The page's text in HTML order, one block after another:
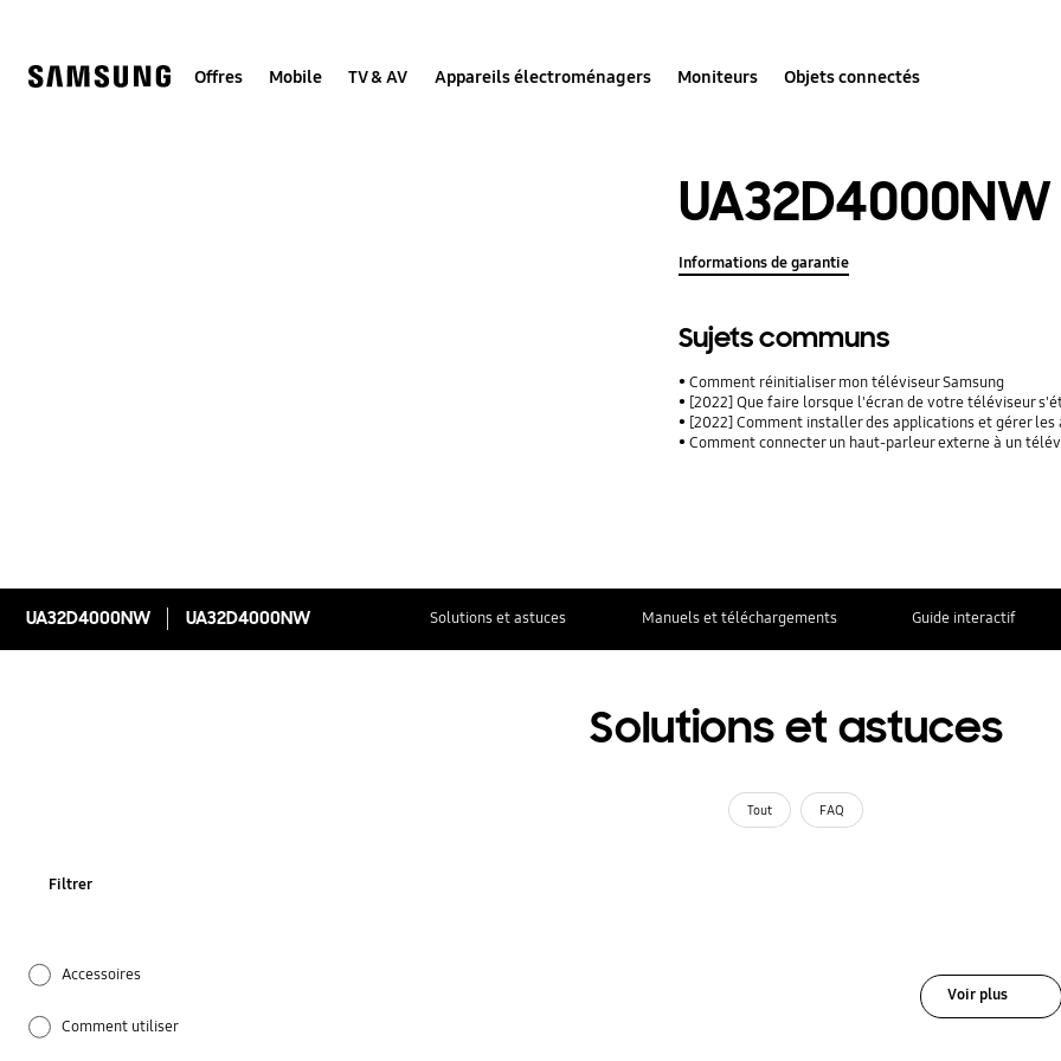
Offres Mobile TV & AV Appareils électroménagers Moniteurs Objets connectés
UA32D4000NW
Informations de garantie
Sujets communs
Comment réinitialiser mon téléviseur Samsung
[2022] Que faire lorsque l'écran de votre téléviseur
[2022] Comment installer des applications et gérer les
Comment connecter un haut-parleur externe à un
UA32D4000NW UA32D4000NW Solutions et astuces Manuels et téléchargements Guide interactif
Solutions et astuces
Tout FAQ
Filtrer
Accessoires
Comment utiliser
Voir plus